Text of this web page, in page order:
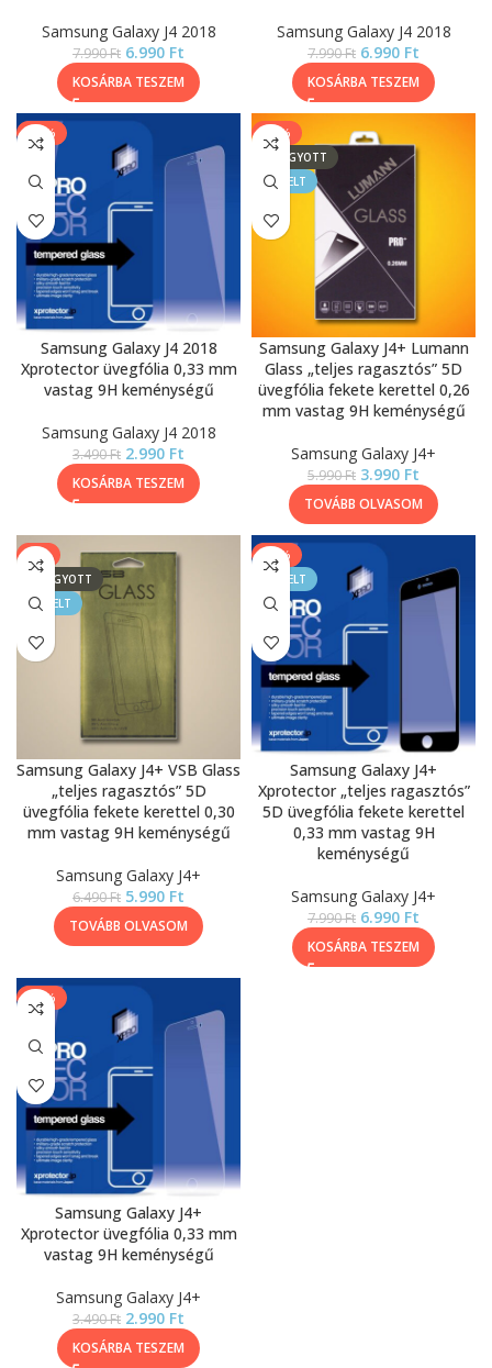
Samsung Galaxy J4 2018
7.990Ft 6.990 Ft
KOSÁRBA TESZEM
Samsung Galaxy J4 2018
7.990Ft 6.990 Ft
KOSÁRBA TESZEM
-14%
Samsung Galaxy J4 2018
Xprotector üvegfólia 0,33 mm
vastag 9H keménységű
Samsung Galaxy J4 2018
3.490Ft 2.990 Ft
KOSÁRBA TESZEM
-33%
ELFOGYOTT
KIEMELT
Samsung Galaxy J4+ Lumann
Glass „teljes ragasztós” 5D
üvegfólia fekete kerettel 0,26
mm vastag 9H keménységű
Samsung Galaxy J4+
5.990Ft 3.990 Ft
TOVÁBB OLVASOM
-8%
ELFOGYOTT
KIEMELT
Samsung Galaxy J4+ VSB Glass
„teljes ragasztós” 5D
üvegfólia fekete kerettel 0,30
mm vastag 9H keménységű
Samsung Galaxy J4+
6.490Ft 5.990 Ft
TOVÁBB OLVASOM
-13%
KIEMELT
Samsung Galaxy J4+
Xprotector „teljes ragasztós”
5D üvegfólia fekete kerettel
0,33 mm vastag 9H
keménységű
Samsung Galaxy J4+
7.990Ft 6.990 Ft
KOSÁRBA TESZEM
-14%
Samsung Galaxy J4+
Xprotector üvegfólia 0,33 mm
vastag 9H keménységű
Samsung Galaxy J4+
3.490Ft 2.990 Ft
KOSÁRBA TESZEM